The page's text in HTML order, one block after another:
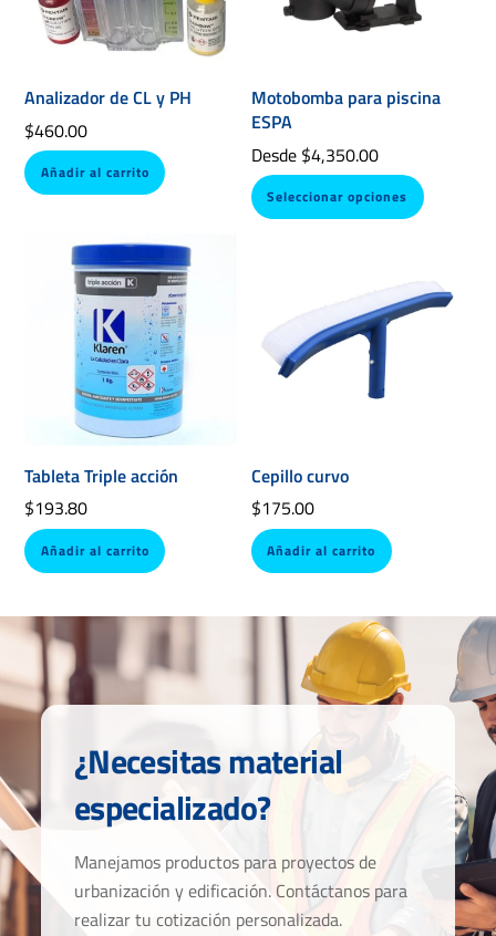
Analizador de CL y PH
$460.00
Añadir al carrito
Motobomba para piscina
ESPA
Desde $4,350.00
Seleccionar opciones
Este
variantes.
Tableta Triple acción
$193.80
Añadir al carrito
Cepillo curvo
$175.00
Añadir al carrito
¿Necesitas material
especializado?
Manejamos productos para proyectos de
urbanización y edificación. Contáctanos para
realizar tu cotización personalizada.